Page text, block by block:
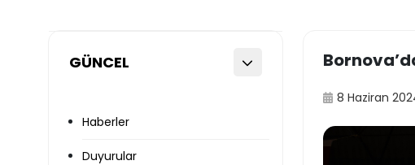
GÜNCEL
Haberler
Duyurular
8 Haziran